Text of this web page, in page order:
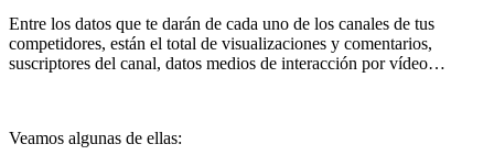
Entre los datos que te darán de cada uno de los canales de tus
competidores, están el total de visualizaciones y comentarios,
suscriptores del canal, datos medios de interacción por vídeo…
Veamos algunas de ellas: